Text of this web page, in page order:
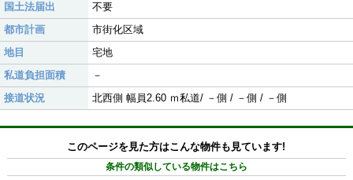
国土法届出
不要
都市計画
市街化区域
地目
宅地
私道負担面積
－
接道状況
北西側 幅員2.60 ｍ私道/ －側 / －側 / －側
このページを見た方はこんな物件も見ています!
条件の類似している物件はこちら